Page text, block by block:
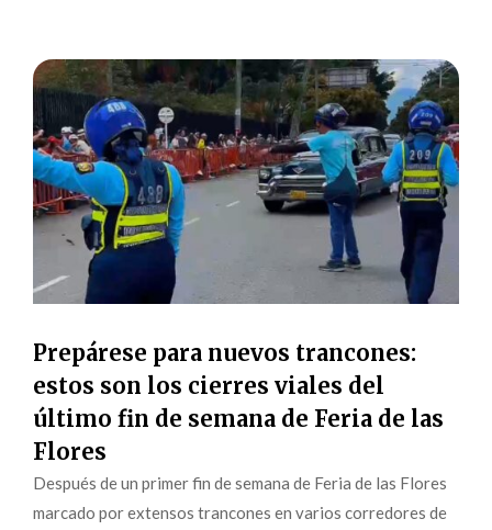
Prepárese para nuevos trancones:
estos son los cierres viales del
último fin de semana de Feria de las
Flores
Después de un primer fin de semana de Feria de las Flores
marcado por extensos trancones en varios corredores de